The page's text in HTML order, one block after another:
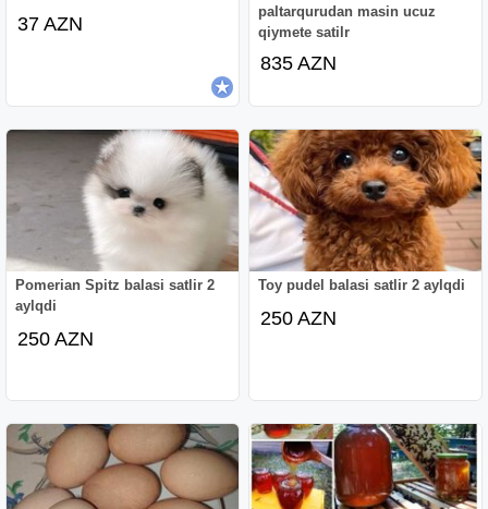
37 AZN
paltarqurudan masin ucuz
qiymete satilr
835 AZN
Pomerian Spitz balasi satlir 2
aylqdi
250 AZN
Toy pudel balasi satlir 2 aylqdi
250 AZN